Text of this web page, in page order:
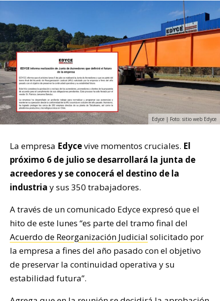
Edyce | Foto: sitio web Edyce
La empresa Edycevive momentos cruciales. El
próximo 6 de julio se desarrollará la junta de
acreedores y se conocerá el destino de la
industria y sus 350 trabajadores.
A través de un comunicado Edyce expresó que el
hito de este lunes “es parte del tramo final del
Acuerdo de Reorganización Judicial solicitado por
la empresa a fines del año pasado con el objetivo
de preservar la continuidad operativa y su
estabilidad futura”.